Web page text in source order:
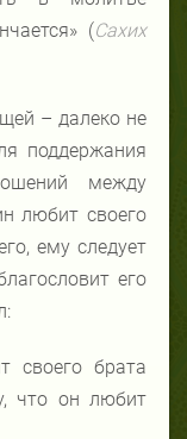
(Сахих
– далеко не
поддержания
между
любит своего
ему следует
его
своего брата
что он любит